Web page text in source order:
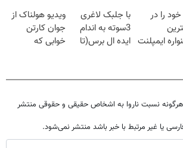
تحمل میکنی؟❗
خانگی
را در
ایمپلنت
با جلبک لاغری
3سوته به اندام
ایده ال برس(تا
ویدیو هولناک از
جوان کارتن
خوابی که
نسبت ناروا به اشخاص حقیقی و حقوقی منتشر
یا غیر مرتبط با خبر باشد منتشر نمی‌شود.